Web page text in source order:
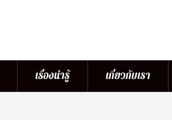
เรื่องน่ารู้ เกี่ยวกับเรา